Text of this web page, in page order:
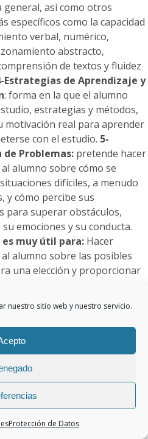
nuestro sitio web y nuestro servicio.
Protección de Datos
general, así como otros
específicos como la capacidad
verbal, numérico,
abstracto,
de textos y fluidez
Estrategias de Aprendizaje y
: forma en la que el alumno
estrategias y métodos,
motivación real para aprender
con el estudio. 5-
de Problemas:pretende hacer
alumno sobre cómo se
difíciles, a menudo
y cómo percibe sus
para superar obstáculos,
emociones y su conducta.
muy útil para:Hacer
alumno sobre las posibles
una elección y proporcionar
adaptada, ofreciendo la
planificar un plan de
para los distintos itinerarios
superior.